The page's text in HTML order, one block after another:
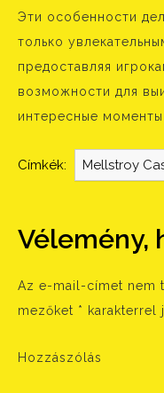
Эти особенности
только
предоставляя
возможности для
интересные
Címkék: Mellstroy
Vélemény,
Az e-mail-címet nem
mezőket * karakterrel
Hozzászólás